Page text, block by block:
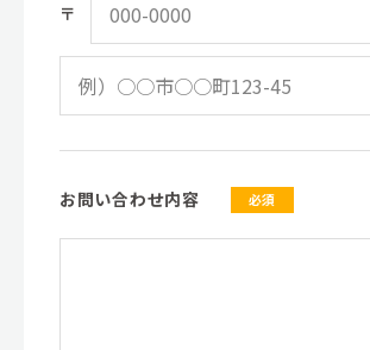
〒
お問い合わせ内容 必須